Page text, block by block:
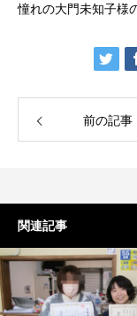
憧れの大門未知子様
前の記事
関連記事